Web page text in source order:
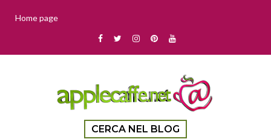
Home page
CERCA NEL BLOG